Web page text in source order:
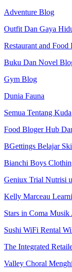
Adventure Blog
Outfit Dan Gaya
Restaurant and Food
Buku Dan Novel
Gym Blog
Dunia Fauna
Semua Tentang Kuda
Food Bloger Hub
BGettings Belajar
Bianchi Boys
Geniux Trial Nutrisi
Kelly Marceau
Stars in Coma
Sushi WiFi Rental
The Integrated
Valley Choral